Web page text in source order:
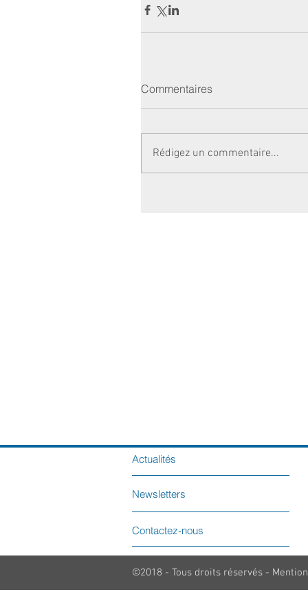
Commentaires
Rédigez un commentaire...
Actualités
Newsletters
Contactez-nous
©2018 - Tous droits réservés -